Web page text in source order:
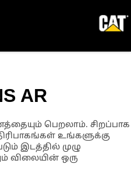
AR
பெறலாம். சிறப்பாக
உங்களுக்கு
இடத்தில் முழு
விலையின் ஒரு